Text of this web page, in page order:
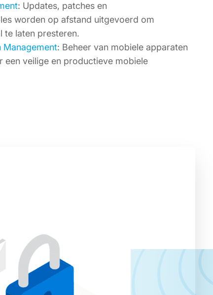
: Updates, patches en
worden op afstand uitgevoerd om
te laten presteren.
Management: Beheer van mobiele apparaten
een veilige en productieve mobiele